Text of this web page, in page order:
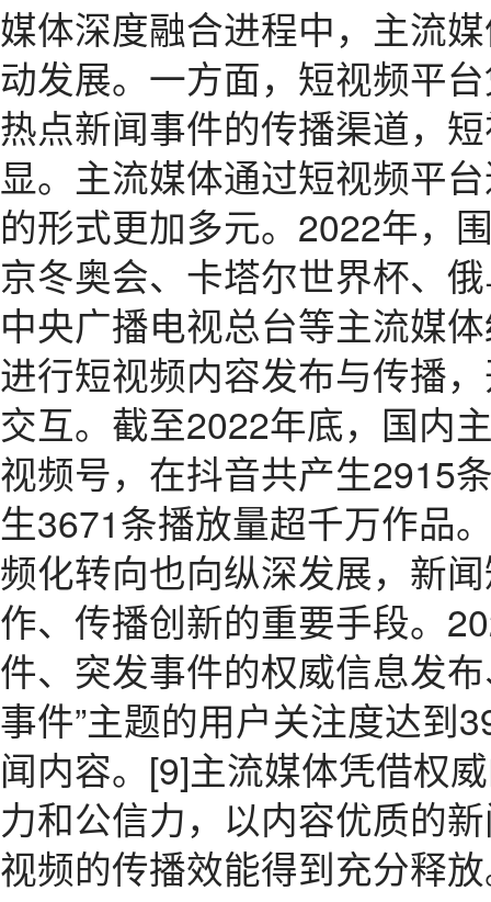
媒体深度融合进程中，主流
动发展。一方面，短视频平
热点新闻事件的传播渠道，
显。主流媒体通过短视频平
的形式更加多元。2022年，
京冬奥会、卡塔尔世界杯、
中央广播电视总台等主流媒
进行短视频内容发布与传播
交互。截至2022年底，国内
视频号，在抖音共产生2915
生3671条播放量超千万作品
频化转向也向纵深发展，新
作、传播创新的重要手段。
件、突发事件的权威信息发
事件”主题的用户关注度达到
闻内容。[9]主流媒体凭借权
力和公信力，以内容优质的
视频的传播效能得到充分释